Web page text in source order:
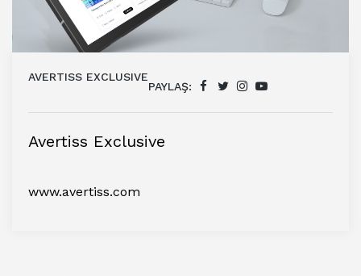
AVERTISS EXCLUSIVE
PAYLAŞ:
Avertiss Exclusive
www.avertiss.com